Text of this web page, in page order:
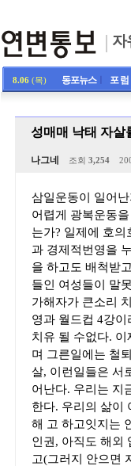
자
8.06 (목) 동포뉴스ㅣ 포 럼
성매매 낙태 자살
나그네 조회 3,254
삼일운동이 일어
어렵게 광복운동
는가? 일제에 호
과 경제적번영을
을 하고도 배척받
들인 여성들이 말
가해자가 큰소리
영과 월드컵 4강
치유 될 수없다.
며 그른일에는 철
살, 이런일들은 서
어난다. 우리는 지
한다. 우리의 삶이
해 고 하고잇지는
인권, 아직도 해외
고(그러지 안으면